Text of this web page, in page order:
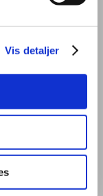
Vis detaljer
giver adgang til
videregående
IT, sundhed og
med en
til job som